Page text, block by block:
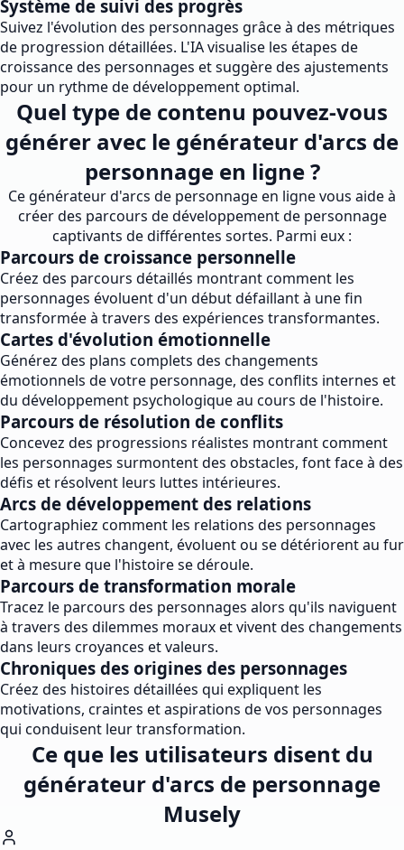
Système de suivi des progrès
Suivez l'évolution des personnages grâce à des métriques
de progression détaillées. L'IA visualise les étapes de
croissance des personnages et suggère des ajustements
pour un rythme de développement optimal.
Quel type de contenu pouvez-vous
générer avec le générateur d'arcs de
personnage en ligne ?
Ce générateur d'arcs de personnage en ligne vous aide à
créer des parcours de développement de personnage
captivants de différentes sortes. Parmi eux :
Parcours de croissance personnelle
Créez des parcours détaillés montrant comment les
personnages évoluent d'un début défaillant à une fin
transformée à travers des expériences transformantes.
Cartes d'évolution émotionnelle
Générez des plans complets des changements
émotionnels de votre personnage, des conflits internes et
du développement psychologique au cours de l'histoire.
Parcours de résolution de conflits
Concevez des progressions réalistes montrant comment
les personnages surmontent des obstacles, font face à des
défis et résolvent leurs luttes intérieures.
Arcs de développement des relations
Cartographiez comment les relations des personnages
avec les autres changent, évoluent ou se détériorent au fur
et à mesure que l'histoire se déroule.
Parcours de transformation morale
Tracez le parcours des personnages alors qu'ils naviguent
à travers des dilemmes moraux et vivent des changements
dans leurs croyances et valeurs.
Chroniques des origines des personnages
Créez des histoires détaillées qui expliquent les
motivations, craintes et aspirations de vos personnages
qui conduisent leur transformation.
Ce que les utilisateurs disent du
générateur d'arcs de personnage
Musely